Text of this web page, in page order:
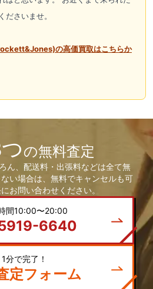
ださいませ。
の高価買取はこちらか
の無料査定
ん、配送料・出張料などは全て無
い場合は、無料でキャンセルも可
お問い合わせください。
間10:00〜20:00
6640
1分で完了！
定フォーム